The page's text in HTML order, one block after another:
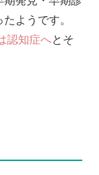
ようです。
認知症へとそ